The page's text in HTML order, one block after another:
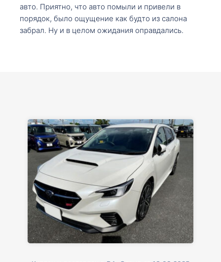
авто. Приятно, что авто помыли и привели в
порядок, было ощущение как будто из салона
забрал. Ну и в целом ожидания оправдались.